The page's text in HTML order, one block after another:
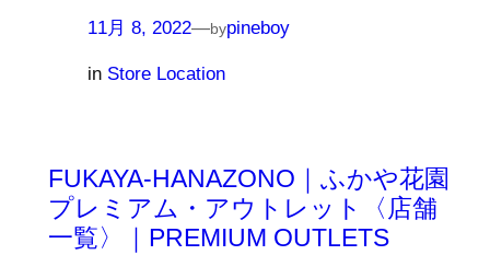
11月 8, 2022—bypineboy
in Store Location
FUKAYA-HANAZONO｜ふかや花園
プレミアム・アウトレット〈店舗
一覧〉｜PREMIUM OUTLETS